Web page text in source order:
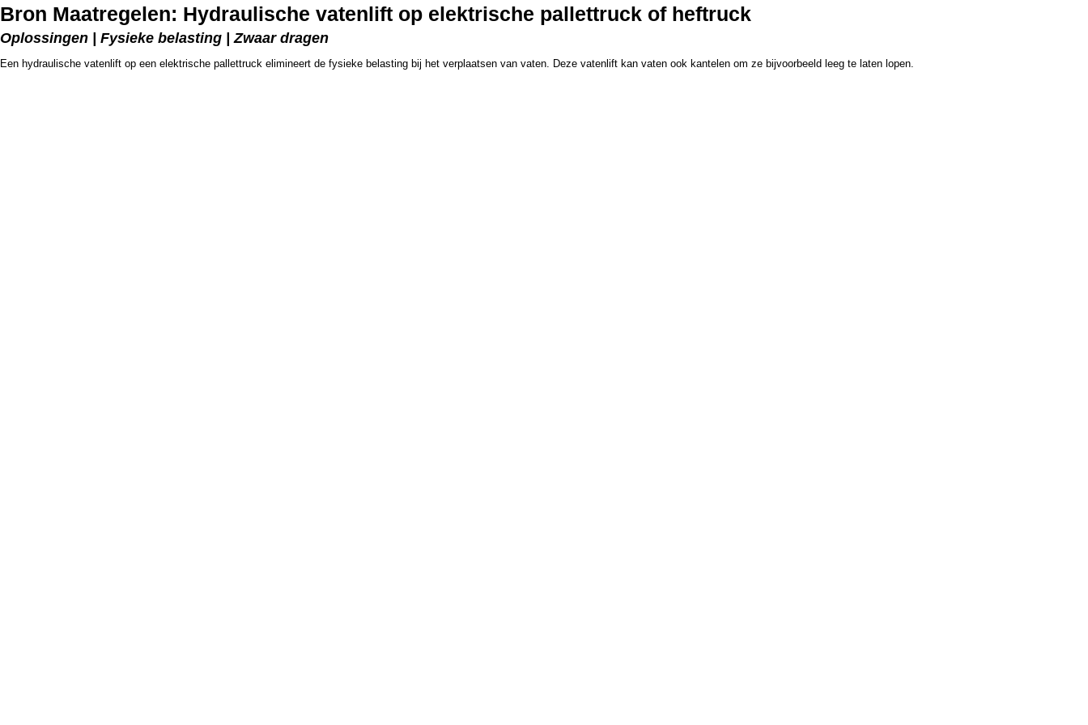
Bron Maatregelen: Hydraulische vatenlift op elektrische pallettruck of heftruck
Oplossingen | Fysieke belasting | Zwaar dragen
Een hydraulische vatenlift op een elektrische pallettruck elimineert de fysieke belasting bij het verplaatsen van vaten. Deze vatenlift kan vaten ook kantelen om ze bijvoorbeeld leeg te laten lopen.